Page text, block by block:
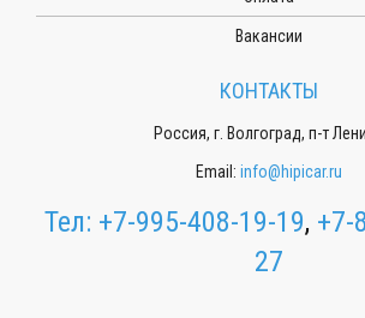
Вакансии
КОНТАКТЫ
Россия, г. Волгоград, п-т
Email: info@hipicar.ru
Тел: +7-995-408-19-19, +7-
27